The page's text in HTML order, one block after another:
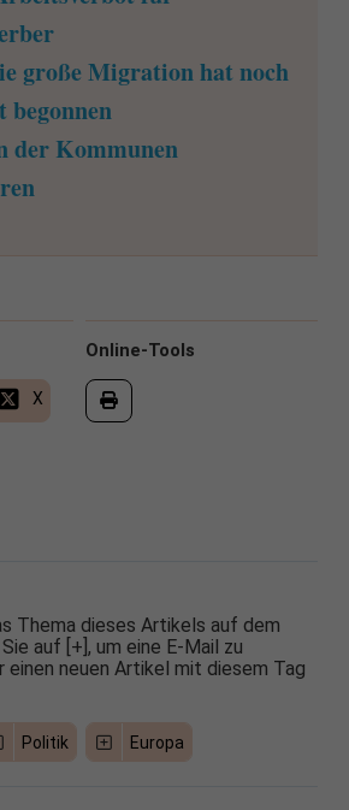
große Migration hat noch
begonnen
der Kommunen
Online-Tools
X
Thema dieses Artikels auf dem
auf [+], um eine E-Mail zu
einen neuen Artikel mit diesem Tag
Politik Europa